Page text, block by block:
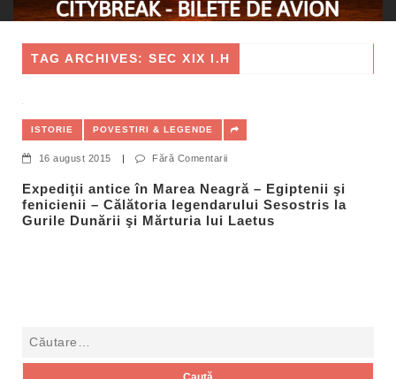
TAG ARCHIVES: SEC XIX I.H
ISTORIE POVESTIRI & LEGENDE
16 august 2015 | Fără Comentarii
Expediţii antice în Marea Neagră – Egiptenii şi
fenicienii – Călătoria legendarului Sesostris la
Gurile Dunării şi Mărturia lui Laetus